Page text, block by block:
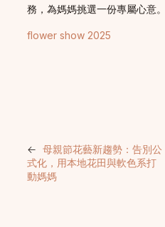
務，為媽媽挑選一份專屬心意。
flower show 2025
← 母親節花藝新趨勢：告別公
式化，用本地花田與軟色系打
動媽媽